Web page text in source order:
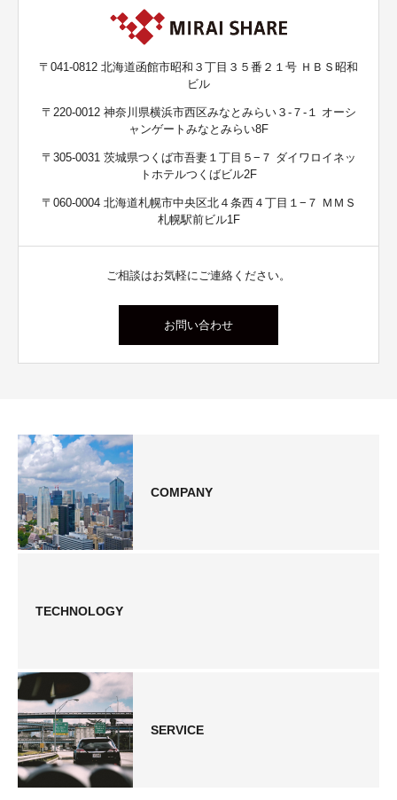
〒041-0812 北海道函館市昭和３丁目３５番２１号 ＨＢＳ昭和
ビル
〒220-0012 神奈川県横浜市西区みなとみらい３-７-１ オーシ
ャンゲートみなとみらい8F
〒305-0031 茨城県つくば市吾妻１丁目５−７ ダイワロイネッ
トホテルつくばビル2F
〒060-0004 北海道札幌市中央区北４条西４丁目１−７ ＭＭＳ
札幌駅前ビル1F
ご相談はお気軽にご連絡ください。
お問い合わせ
COMPANY
TECHNOLOGY
SERVICE